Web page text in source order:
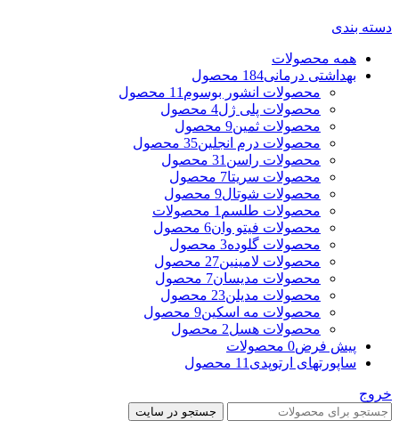
دسته بندی
همه محصولات
بهداشتی درمانی184 محصول
محصولات انشور بوسوم 11 محصول
محصولات پلی ژل4 محصول
محصولات ثمین9 محصول
محصولات درم انجلین35 محصول
محصولات راسن 31 محصول
محصولات سریتا7 محصول
محصولات شوتال9 محصول
محصولات طلسم 1 محصولات
محصولات فیتو وان6 محصول
محصولات گلوده3 محصول
محصولات لامینین27 محصول
محصولات مدیسان7 محصول
محصولات مدیلن23 محصول
محصولات مه اسکین9 محصول
محصولات هسل2 محصول
پیش فرض0 محصولات
ساپورتهای ارتوپدی 11 محصول
خروج
جستجو در سایت